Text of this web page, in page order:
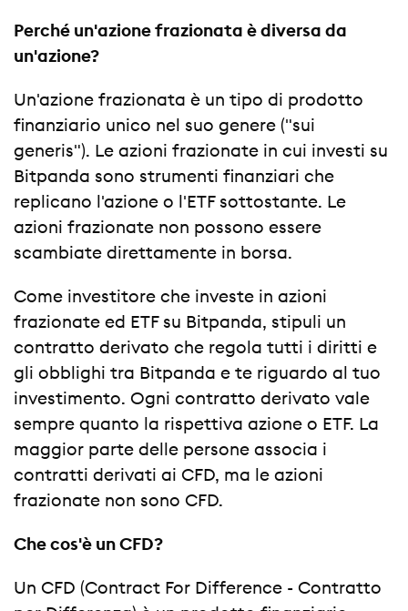
Perché un'azione frazionata è diversa da
un'azione?
Un'azione frazionata è un tipo di prodotto
finanziario unico nel suo genere ("sui
generis"). Le azioni frazionate in cui investi su
Bitpanda sono strumenti finanziari che
replicano l'azione o l'ETF sottostante. Le
azioni frazionate non possono essere
scambiate direttamente in borsa.
Come investitore che investe in azioni
frazionate ed ETF su Bitpanda, stipuli un
contratto derivato che regola tutti i diritti e
gli obblighi tra Bitpanda e te riguardo al tuo
investimento. Ogni contratto derivato vale
sempre quanto la rispettiva azione o ETF. La
maggior parte delle persone associa i
contratti derivati ai CFD, ma le azioni
frazionate non sono CFD.
Che cos'è un CFD?
Un CFD (Contract For Difference - Contratto